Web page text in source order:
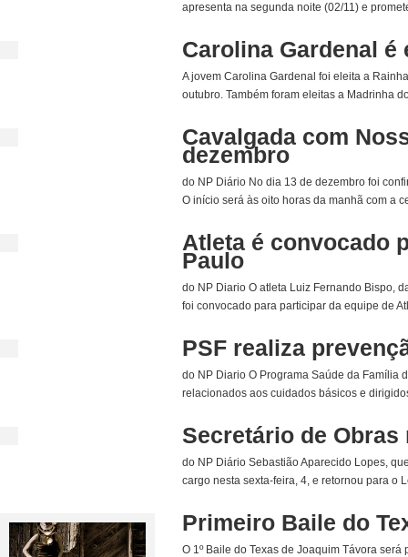
apresenta na segunda noite (02/11) e
Carolina Gardenal é
A jovem Carolina Gardenal foi eleita a
outubro. Também foram eleitas a Madrinha
Cavalgada com
dezembro
do NP Diário No dia 13 de dezembro foi
O início será às oito horas da manhã com a
Atleta é convocado
Paulo
do NP Diario O atleta Luiz Fernando Bispo,
foi convocado para participar da equipe de
PSF realiza
do NP Diario O Programa Saúde da Família
relacionados aos cuidados básicos e
Secretário de
do NP Diário Sebastião Aparecido Lopes,
cargo nesta sexta-feira, 4, e retornou para o
Primeiro Baile do
O 1º Baile do Texas de Joaquim Távora